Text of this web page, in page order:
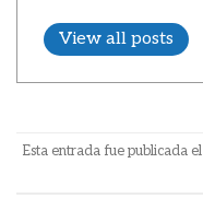
View all posts
Esta entrada fue publicada el